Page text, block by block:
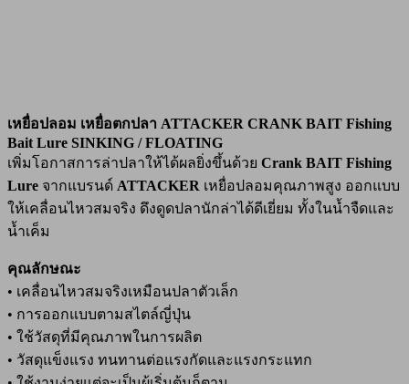
เหยื่อปลอม เหยื่อตกปลา ATTACKER CRANK BAIT Fishing
Bait Lure SINKING / FLOATING
เพิ่มโอกาสการล่าปลาให้ได้ผลยิ่งขึ้นด้วย Crank BAIT Fishing
Lure จากแบรนด์ ATTACKER เหยื่อปลอมคุณภาพสูง ออกแบบ
ให้เคลื่อนไหวสมจริง ดึงดูดปลานักล่าได้ดีเยี่ยม ทั้งในน้ำจืดและ
น้ำเค็ม
คุณลักษณะ
• เคลื่อนไหวสมจริงเหมือนปลาตัวเล็ก
• การออกแบบตามสไตล์ญี่ปุ่น
• ใช้วัสดุที่มีคุณภาพในการผลิต
• วัสดุแข็งแรง ทนทานต่อแรงกัดและแรงกระแทก